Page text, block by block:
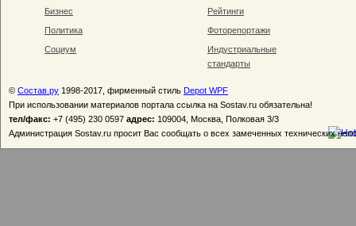
Бизнес
Политика
Социум
Рейтинги
Фоторепортажи
Индустриальные
стандарты
© Состав.ру 1998-2017, фирменный стиль Depot WPF
При использовании материалов портала ссылка на Sostav.ru обязательна!
тел/факс: +7 (495) 230 0597 адрес: 109004, Москва, Полковая 3/3
Администрация Sostav.ru просит Вас сообщать о всех замеченных технических